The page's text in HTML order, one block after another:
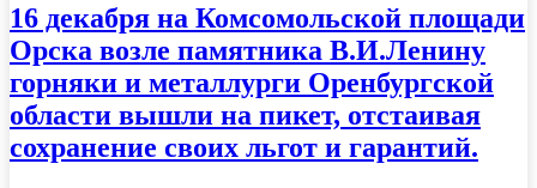
16 декабря на Комсомольской площади
Орска возле памятника В.И.Ленину
горняки и металлурги Оренбургской
области вышли на пикет, отстаивая
сохранение своих льгот и гарантий.